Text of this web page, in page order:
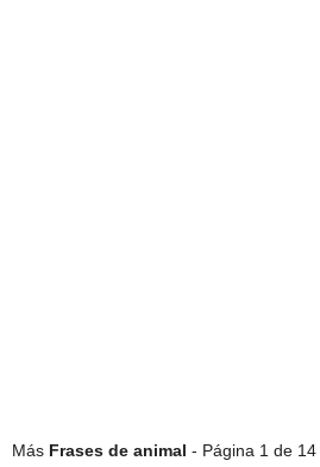
Más Frases de animal - Página 1 de 14